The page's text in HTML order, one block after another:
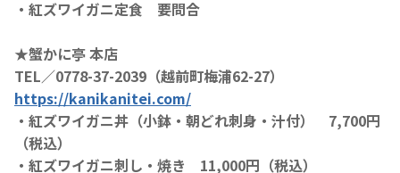
・紅ズワイガニ定食 要問合
★蟹かに亭 本店
TEL／0778-37-2039（越前町梅浦62-27）
https://kanikanitei.com/
・紅ズワイガニ丼（小鉢・朝どれ刺身・汁付） 7,700円
（税込）
・紅ズワイガニ刺し・焼き 11,000円（税込）